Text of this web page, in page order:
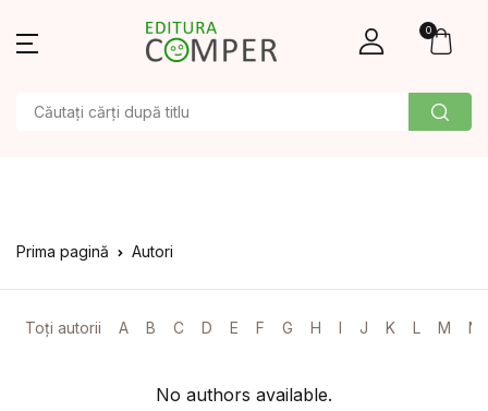
0
Prima pagină Autori
Toți autorii A B C D E F G H I J K L M N
No authors available.